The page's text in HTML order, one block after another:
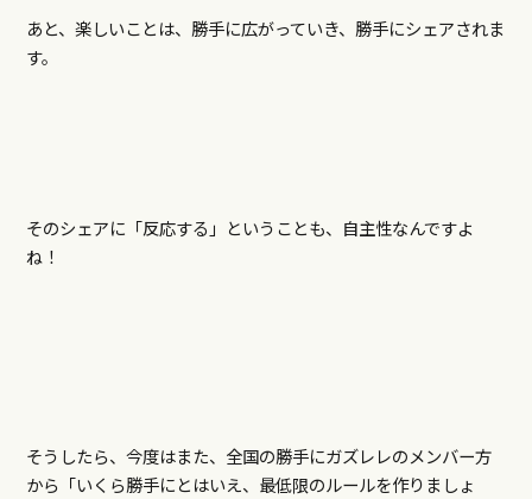
あと、楽しいことは、勝手に広がっていき、勝手にシェアされま
す。
そのシェアに「反応する」ということも、自主性なんですよ
ね！
そうしたら、今度はまた、全国の勝手にガズレレのメンバー方
から「いくら勝手にとはいえ、最低限のルールを作りましょ